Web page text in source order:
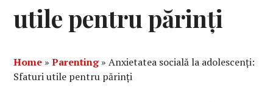
utile pentru părinți
Home »Parenting»Anxietatea socială la adolescenți:
Sfaturi utile pentru părinți